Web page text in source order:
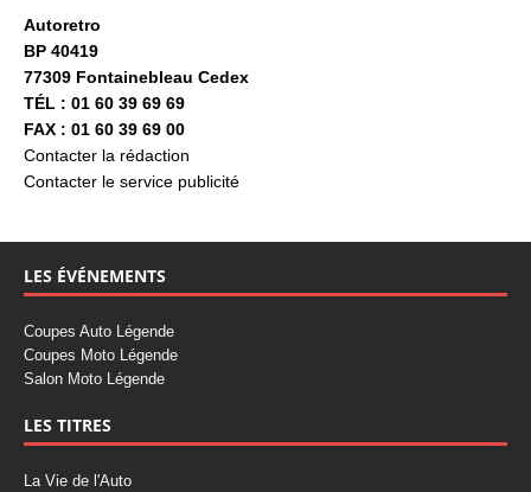
Autoretro
BP 40419
77309 Fontainebleau Cedex
TÉL : 01 60 39 69 69
FAX : 01 60 39 69 00
Contacter la rédaction
Contacter le service publicité
LES ÉVÉNEMENTS
Coupes Auto Légende
Coupes Moto Légende
Salon Moto Légende
LES TITRES
La Vie de l'Auto